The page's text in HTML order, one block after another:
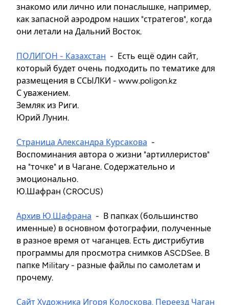
знакомо или лично или понаслышке, например,
как запасной аэродром наших "стратегов", когда
они летали на Дальний Восток.
ПОЛИГОН - Казахстан - Есть ещё один сайт,
который будет очень подходить по тематике для
размещения в ССЫЛКИ - www.poligon.kz
С уважением.
Земляк из Риги.
Юрий Лунин.
Страница Александра Курсакова -
Воспоминания автора о жизни "артиллеристов"
на "точке" и в Чагане. Содержательно и
эмоционально.
Ю.Шафран (CROCUS)
Архив Ю.Шафрана - В папках (большинство
именные) в основном фотографии, полученные
в разное время от чаганцев. Есть дистрибутив
программы для просмотра снимков ASCDSee. В
папке Military - разные файлы по самолетам и
прочему.
Сайт Художника Игоря Колоскова. Переезд Чаган